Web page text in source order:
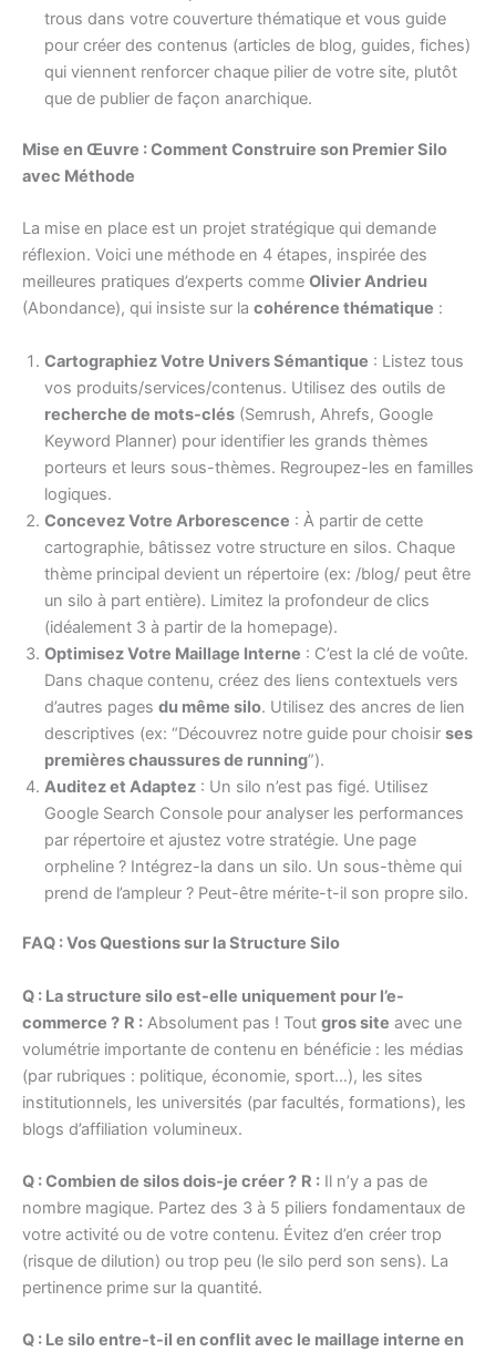
trous dans votre couverture thématique et vous guide
pour créer des contenus (articles de blog, guides, fiches)
qui viennent renforcer chaque pilier de votre site, plutôt
que de publier de façon anarchique.
Mise en Œuvre : Comment Construire son Premier Silo
avec Méthode
La mise en place est un projet stratégique qui demande
réflexion. Voici une méthode en 4 étapes, inspirée des
meilleures pratiques d’experts comme Olivier Andrieu
(Abondance), qui insiste sur la cohérence thématique :
Cartographiez Votre Univers Sémantique : Listez tous
vos produits/services/contenus. Utilisez des outils de
recherche de mots-clés (Semrush, Ahrefs, Google
Keyword Planner) pour identifier les grands thèmes
porteurs et leurs sous-thèmes. Regroupez-les en familles
logiques.
Concevez Votre Arborescence : À partir de cette
cartographie, bâtissez votre structure en silos. Chaque
thème principal devient un répertoire (ex: /blog/ peut être
un silo à part entière). Limitez la profondeur de clics
(idéalement 3 à partir de la homepage).
Optimisez Votre Maillage Interne : C’est la clé de voûte.
Dans chaque contenu, créez des liens contextuels vers
d’autres pages du même silo. Utilisez des ancres de lien
descriptives (ex: “Découvrez notre guide pour choisir ses
premières chaussures de running”).
Auditez et Adaptez : Un silo n’est pas figé. Utilisez
Google Search Console pour analyser les performances
par répertoire et ajustez votre stratégie. Une page
orpheline ? Intégrez-la dans un silo. Un sous-thème qui
prend de l’ampleur ? Peut-être mérite-t-il son propre silo.
FAQ : Vos Questions sur la Structure Silo
Q : La structure silo est-elle uniquement pour l’e-
commerce ? R : Absolument pas ! Tout gros site avec une
volumétrie importante de contenu en bénéficie : les médias
(par rubriques : politique, économie, sport…), les sites
institutionnels, les universités (par facultés, formations), les
blogs d’affiliation volumineux.
Q : Combien de silos dois-je créer ? R : Il n’y a pas de
nombre magique. Partez des 3 à 5 piliers fondamentaux de
votre activité ou de votre contenu. Évitez d’en créer trop
(risque de dilution) ou trop peu (le silo perd son sens). La
pertinence prime sur la quantité.
Q : Le silo entre-t-il en conflit avec le maillage interne en